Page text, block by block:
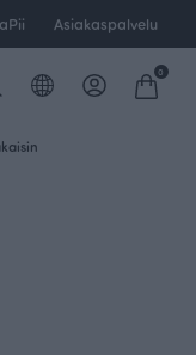
Asiakaspalvelu
0